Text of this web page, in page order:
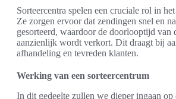
Sorteercentra spelen een cruciale rol in
Ze zorgen ervoor dat zendingen snel en
gesorteerd, waardoor de doorlooptijd van
aanzienlijk wordt verkort. Dit draagt bij
afhandeling en tevreden klanten.
Werking van een sorteercentrum
In dit gedeelte zullen we dieper ingaan